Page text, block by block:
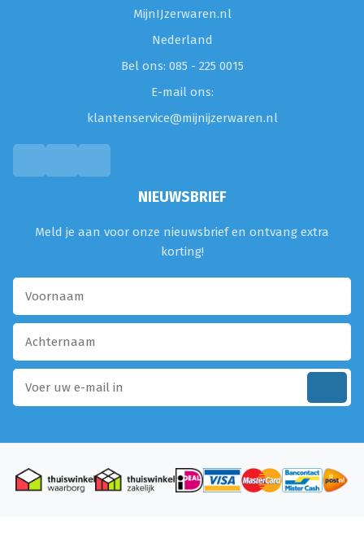
MijnIJzerwaren.nl
Nederland
Bel ons: 085 - 225 0015
E-mail ons:
klantenservice@mijnijzerwaren.nl
NIEUWSBRIEF
Meld je aan voor onze nieuwsbrief en ontvang extra
korting!